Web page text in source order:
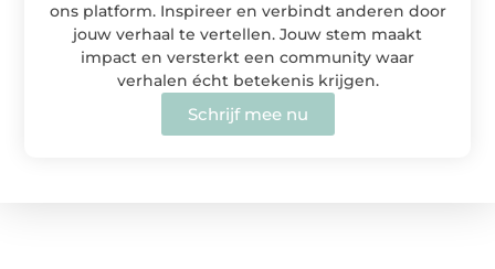
ons platform. Inspireer en verbindt anderen door
jouw verhaal te vertellen. Jouw stem maakt
impact en versterkt een community waar
verhalen écht betekenis krijgen.
Schrijf mee nu